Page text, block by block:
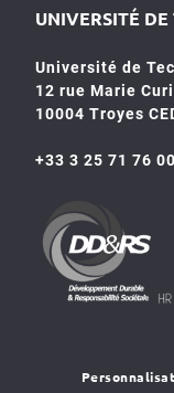
UNIVERSITÉ
Université de
12 rue Marie
10004 Troyes
+33 3 25 71 76 00